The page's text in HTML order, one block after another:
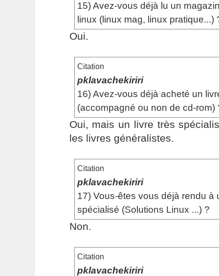
15) Avez-vous déjà lu un
linux (linux mag, linux pratique...)
Oui.
Citation
pklavachekiriri
16) Avez-vous déjà acheté un
(accompagné ou non de cd-rom)
Oui, mais un livre très
les livres généralistes.
Citation
pklavachekiriri
17) Vous-êtes vous déjà rendu à
spécialisé (Solutions Linux ...) ?
Non.
Citation
pklavachekiriri